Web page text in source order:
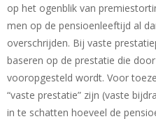
op het ogenblik van
men op de pensioenleeftijd al
overschrijden. Bij vaste
baseren op de prestatie die
vooropgesteld wordt. Voor
“vaste prestatie” zijn (vaste
in te schatten hoeveel de